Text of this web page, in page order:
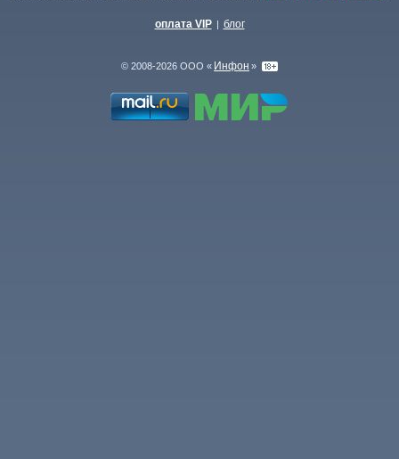
оплата VIP | блог
© 2008-2026 ООО « Инфон »